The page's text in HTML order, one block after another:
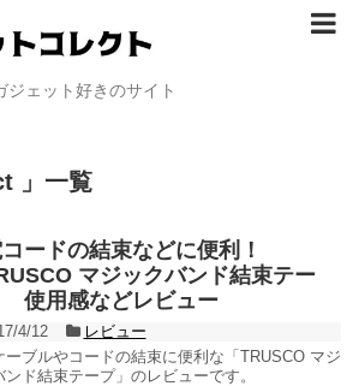
ジェット好きのサイト
」一覧
ードの結束などに便利！
マジックバンド結束テー
使用感などレビュー
4/12
レビュー
ーブルやコードの結束に便利な「TRUSCO マジ
ンド結束テープ」のレビューです。